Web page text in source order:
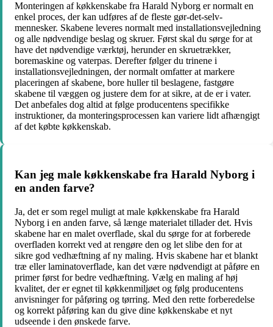
Monteringen af køkkenskabe fra Harald Nyborg er normalt en
enkel proces, der kan udføres af de fleste gør-det-selv-
mennesker. Skabene leveres normalt med installationsvejledning
og alle nødvendige beslag og skruer. Først skal du sørge for at
have det nødvendige værktøj, herunder en skruetrækker,
boremaskine og vaterpas. Derefter følger du trinene i
installationsvejledningen, der normalt omfatter at markere
placeringen af skabene, bore huller til beslagene, fastgøre
skabene til væggen og justere dem for at sikre, at de er i vater.
Det anbefales dog altid at følge producentens specifikke
instruktioner, da monteringsprocessen kan variere lidt afhængigt
af det købte køkkenskab.
Kan jeg male køkkenskabe fra Harald Nyborg i
en anden farve?
Ja, det er som regel muligt at male køkkenskabe fra Harald
Nyborg i en anden farve, så længe materialet tillader det. Hvis
skabene har en malet overflade, skal du sørge for at forberede
overfladen korrekt ved at rengøre den og let slibe den for at
sikre god vedhæftning af ny maling. Hvis skabene har et blankt
træ eller laminatoverflade, kan det være nødvendigt at påføre en
primer først for bedre vedhæftning. Vælg en maling af høj
kvalitet, der er egnet til køkkenmiljøet og følg producentens
anvisninger for påføring og tørring. Med den rette forberedelse
og korrekt påføring kan du give dine køkkenskabe et nyt
udseende i den ønskede farve.